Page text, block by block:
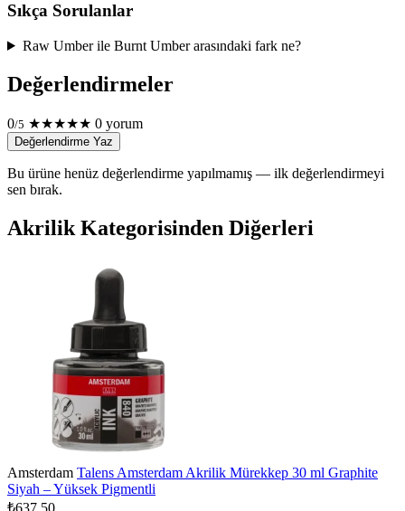
Sıkça Sorulanlar
Raw Umber ile Burnt Umber arasındaki fark ne?
Değerlendirmeler
0/5 ★★★★★ 0 yorum
Değerlendirme Yaz
Bu ürüne henüz değerlendirme yapılmamış — ilk değerlendirmeyi
sen bırak.
Akrilik Kategorisinden Diğerleri
Amsterdam Talens Amsterdam Akrilik Mürekkep 30 ml Graphite
Siyah – Yüksek Pigmentli
₺637,50